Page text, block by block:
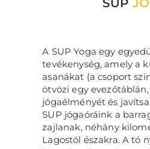
SUP
A SUP Yoga egy
tevékenység, amely a
asanákat (a csoport
ötvözi egy
jógaélményét és
SUP jógaóráink a
zajlanak, néhány
Lagostól északra. A tó